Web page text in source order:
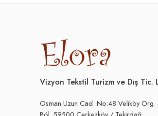
Vizyon Tekstil Turizm ve Dış Tic.
Osman Uzun Cad. No:48 Veliköy Org.